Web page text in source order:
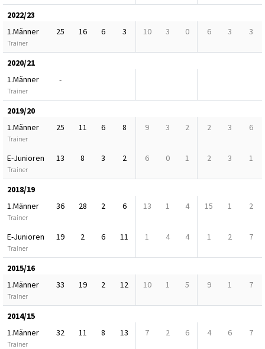
2022/23
1.Männer
Trainer
25 16 6 3 10 3 0 6 3 3
2020/21
1.Männer
Trainer
-
2019/20
1.Männer
Trainer
25 11 6 8 9 3 2 2 3 6
E-Junioren
Trainer
13 8 3 2 6 0 1 2 3 1
2018/19
1.Männer
Trainer
36 28 2 6 13 1 4 15 1 2
E-Junioren
Trainer
19 2 6 11 1 4 4 1 2 7
2015/16
1.Männer
Trainer
33 19 2 12 10 1 5 9 1 7
2014/15
1.Männer
Trainer
32 11 8 13 7 2 6 4 6 7